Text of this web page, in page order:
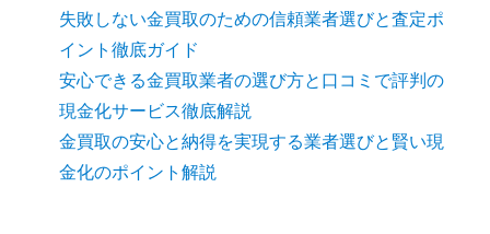
失敗しない金買取のための信頼業者選びと査定ポ
イント徹底ガイド
安心できる金買取業者の選び方と口コミで評判の
現金化サービス徹底解説
金買取の安心と納得を実現する業者選びと賢い現
金化のポイント解説